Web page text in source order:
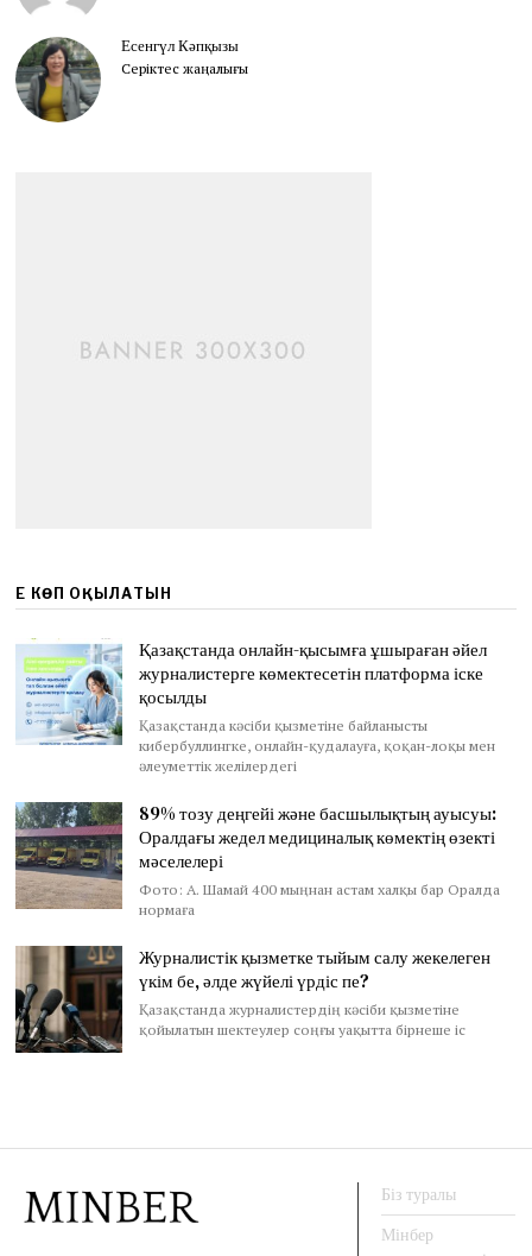
Есенгүл Кәпқызы
Серіктес жаңалығы
ЕҢ КӨП ОҚЫЛАТЫН
Қазақстанда онлайн-қысымға ұшыраған әйел
журналистерге көмектесетін платформа іске
қосылды
Қазақстанда кәсіби қызметіне байланысты
кибербуллингке, онлайн-қудалауға, қоқан-лоқы мен
әлеуметтік желілердегі
89% тозу деңгейі және басшылықтың ауысуы:
Оралдағы жедел медициналық көмектің өзекті
мәселелері
Фото: А. Шамай 400 мыңнан астам халқы бар Оралда
нормаға
Журналистік қызметке тыйым салу жекелеген
үкім бе, әлде жүйелі үрдіс пе?
Қазақстанда журналистердің кәсіби қызметіне
қойылатын шектеулер соңғы уақытта бірнеше іс
Біз туралы
Мінбер